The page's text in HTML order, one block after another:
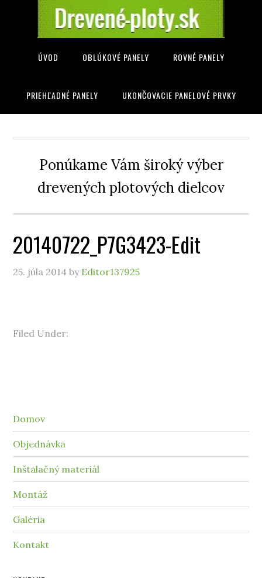
ÚVOD OBLÚKOVÉ PANELY ROVNÉ PANELY
PRIEHĽADNÉ PANELY UKONČOVACIE PANELOVÉ PRVKY
Ponúkame Vám široký výber
drevených plotových dielcov
20140722_P7G3423-Edit
25. júla 2014 by Editor137925
Filed Under:
Domov
Objednávka
Inštalačný materiál
Montáž
Galéria
Kontakt